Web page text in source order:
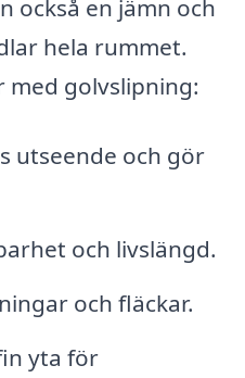
också en jämn och
hela rummet.
med golvslipning:
utseende och gör
och livslängd.
och fläckar.
yta för